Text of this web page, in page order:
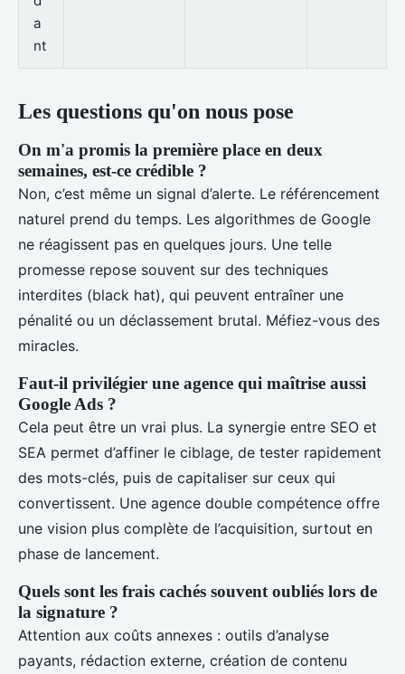
a
nt
Les questions qu'on nous pose
On m'a promis la première place en deux
semaines, est-ce crédible ?
Non, c’est même un signal d’alerte. Le référencement
naturel prend du temps. Les algorithmes de Google
ne réagissent pas en quelques jours. Une telle
promesse repose souvent sur des techniques
interdites (black hat), qui peuvent entraîner une
pénalité ou un déclassement brutal. Méfiez-vous des
miracles.
Faut-il privilégier une agence qui maîtrise aussi
Google Ads ?
Cela peut être un vrai plus. La synergie entre SEO et
SEA permet d’affiner le ciblage, de tester rapidement
des mots-clés, puis de capitaliser sur ceux qui
convertissent. Une agence double compétence offre
une vision plus complète de l’acquisition, surtout en
phase de lancement.
Quels sont les frais cachés souvent oubliés lors de
la signature ?
Attention aux coûts annexes : outils d’analyse
payants, rédaction externe, création de contenu